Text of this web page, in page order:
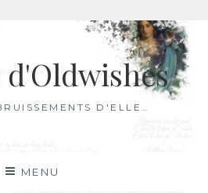
D'ELLE…
MENU